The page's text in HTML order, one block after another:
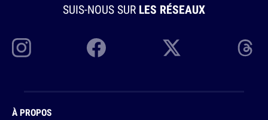
SUIS-NOUS SUR LES RÉSEAUX
À PROPOS